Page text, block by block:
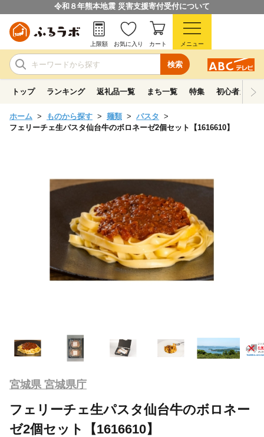
令和８年熊本地震 災害支援寄付受付について
検索
上限額 お気に入り カート メニュー
トップ ランキング 返礼品一覧 まち一覧 特集 初心者ガイド
ホーム ものから探す 麺類
パスタ
フェリーチェ生パスタ仙台牛のボロネーゼ2個セット【1616610】
宮城県 宮城県庁
フェリーチェ生パスタ仙台牛のボロネー
ゼ2個セット【1616610】